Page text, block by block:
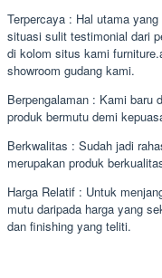
Terpercaya : Hal utama
situasi sulit testimonial dari
di kolom situs kami
showroom gudang kami.
Berpengalaman : Kami baru
produk bermutu demi
Berkwalitas : Sudah jadi
merupakan produk
Harga Relatif : Untuk
mutu daripada harga yang
dan finishing yang teliti.